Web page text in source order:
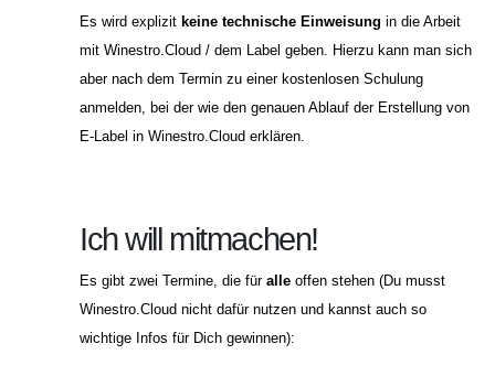
Es wird explizit keine technische Einweisung in die Arbeit
mit Winestro.Cloud / dem Label geben. Hierzu kann man sich
aber nach dem Termin zu einer kostenlosen Schulung
anmelden, bei der wie den genauen Ablauf der Erstellung von
E-Label in Winestro.Cloud erklären.
Ich will mitmachen!
Es gibt zwei Termine, die für alle offen stehen (Du musst
Winestro.Cloud nicht dafür nutzen und kannst auch so
wichtige Infos für Dich gewinnen):